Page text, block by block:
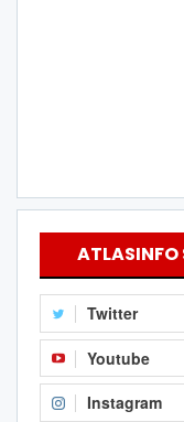
ATLASINFO
Twitter
Youtube
Instagram